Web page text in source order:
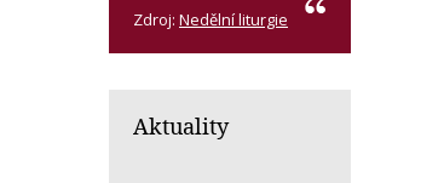
Zdroj: Nedělní liturgie
Aktuality